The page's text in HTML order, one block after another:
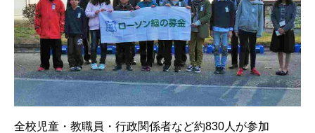
全校児童・教職員・行政関係者など約830人が参加